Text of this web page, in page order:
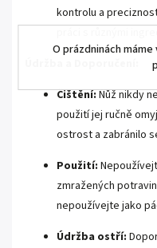
O prázdninách
kontrolu a
Čištění:Nůž nikdy
použití jej ručně
ostrost a zabránilo
Použití:
zmražených
nepoužívejte jako
Údržba ostří: